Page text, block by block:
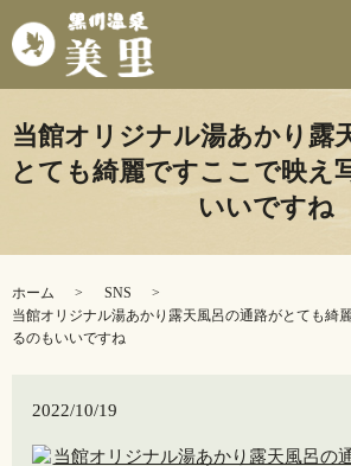
当館オリジナル湯あかり露
とても綺麗ですここで映え
いいですね
ホーム
SNS
当館オリジナル湯あかり露天風呂の通路がとても綺
るのもいいですね
2022/10/19